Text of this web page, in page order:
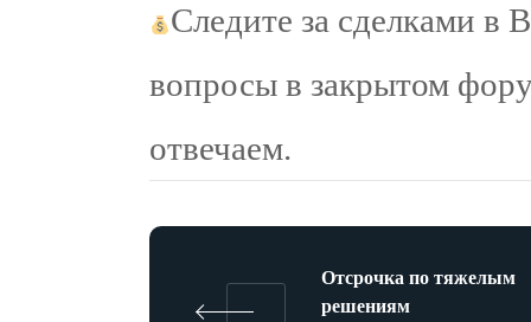
Следите за сделками в
вопросы в закрытом
отвечаем.
Отсрочка по тяжелым
решениям